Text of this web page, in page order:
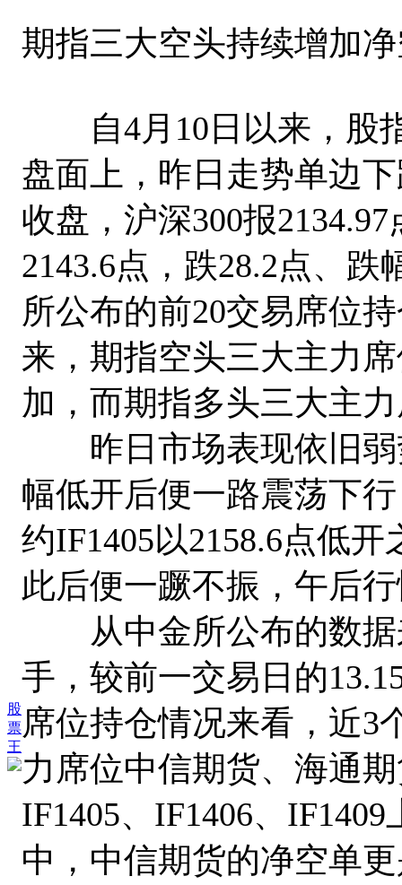
股
票
王
期指三大空头持续增加
自4月10日以来，股
盘面上，昨日走势单边
收盘，沪深300报
2143.6点，跌28.2点、跌
所公布的前20交易席位
来，期指空头三大主力
加，而期指多头三大主
昨日市场表现依旧弱
幅低开后便一路震荡下
约IF1405以2158.6点低
此后便一蹶不振，午后
从中金所公布的数据
手，较前一交易日的
席位持仓情况来看，近3
力席位中信期货、海通
IF1405、IF1406、
中，中信期货的净空单